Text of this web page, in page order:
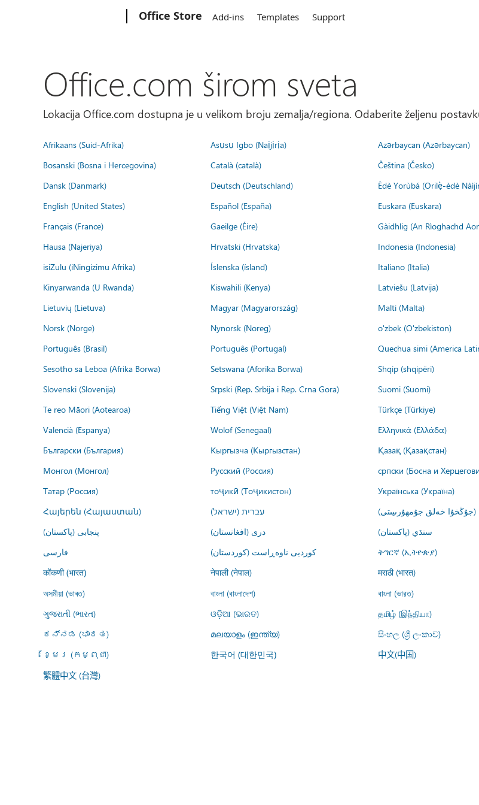
Office Store Add-ins Templates Support
Office.com širom sveta
Lokacija Office.com dostupna je u velikom broju zemalja/regiona. Odaberite željenu
Afrikaans (Suid-Afrika) Asụsụ Igbo (Naịjịrịa) Azərbaycan (Azərbaycan)
Bosanski (Bosna i Hercegovina)
Català (català) Čeština (Česko)
Dansk (Danmark)
Deutsch (Deutschland) Èdè Yorùbá (Orilẹ̀-èdè
English (United States)
Español (España) Euskara (Euskara)
Français (France)
Gaeilge (Éire) Gàidhlig (An Rìoghachd
Hausa (Najeriya)
Hrvatski (Hrvatska) Indonesia (Indonesia)
isiZulu (iNingizimu Afrika)
Íslenska (ísland) Italiano (Italia)
Kinyarwanda (U Rwanda)
Kiswahili (Kenya) Latviešu (Latvija)
Lietuvių (Lietuva)
Magyar (Magyarország) Malti (Malta)
Norsk (Norge)
Nynorsk (Noreg) o'zbek (O'zbekiston)
Português (Brasil)
Português (Portugal) Quechua simi (America
Sesotho sa Leboa (Afrika Borwa)
Setswana (Aforika Borwa) Shqip (shqipëri)
Slovenski (Slovenija)
Srpski (Rep. Srbija i Rep. Crna Gora) Suomi (Suomi)
Te reo Māori (Aotearoa)
Tiếng Việt (Việt Nam) Türkçe (Türkiye)
Valencià (Espanya)
Wolof (Senegaal) Ελληνικά (Ελλάδα)
Български (България)
Кыргызча (Кыргызстан) Қазақ (Қазақстан)
Монгол (Монгол)
Русский (Россия) српски (Босна и
Татар (Россия)
тоҷикӣ (Тоҷикистон) Українська (Україна)
Հայերեն (Հայաստան)
עברית (ישראל) (جۇڭخۇا خەلق جۇمھۇرىيىتى)
پنجابی (پاکستان)
درى (افغانستان) سنڌي (پاکستان)
فارسى
کوردیی ناوەڕاست (کوردستان) ትግርኛ (ኢትዮጵያ)
कोंकणी (भारत) नेपाली (नेपाल) मराठी (भारत)
অসমীয়া (ভাৰত) বাংলা (বাংলাদেশ) বাংলা (ভারত)
ગુજરાતી (ભારત)
ଓଡ଼ିଆ (ଭାରତ) தமிழ் (இந்தியா)
ಕನ್ನಡ (ಭಾರತ)
മലയാളം (ഇന്ത്യ) සිංහල (ශ්‍රී ලංකාව)
ខ្មែរ (កម្ពុជា)
한국어 (대한민국) 中文(中国)
繁體中文 (台灣)